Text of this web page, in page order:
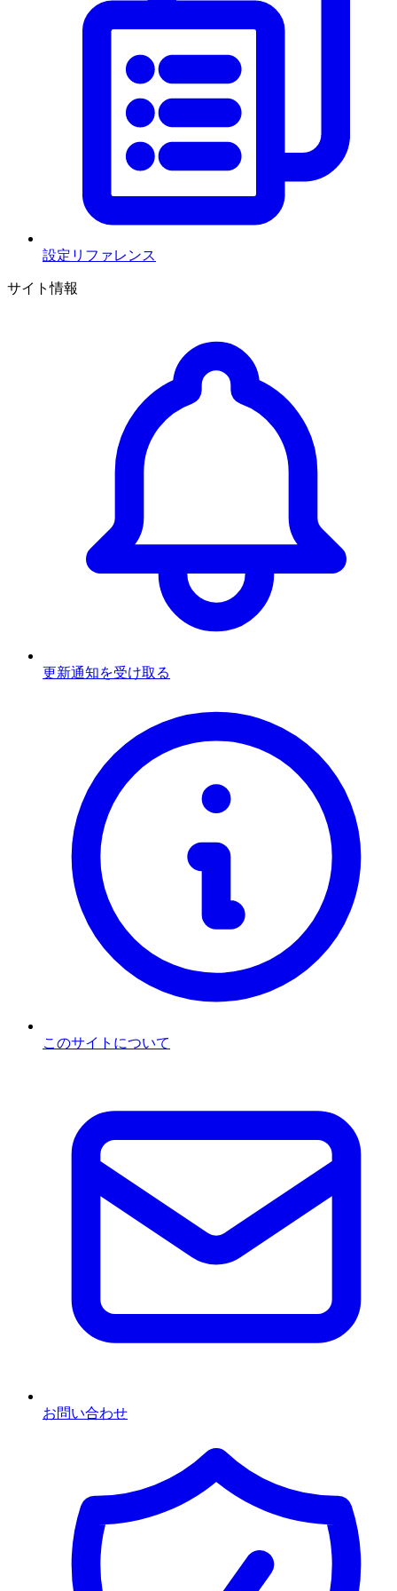
設定リファレンス
サイト情報
更新通知を受け取る
このサイトについて
お問い合わせ